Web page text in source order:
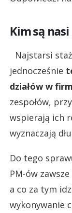
Kim są
Najstarsi
jednocześnie
działów w
zespołów,
wspierają ich
wyznaczają
Do tego
PM-ów
a co za tym
wykonywanie